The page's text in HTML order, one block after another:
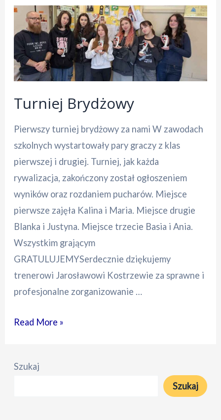
Turniej Brydżowy
Pierwszy turniej brydżowy za nami W zawodach
szkolnych wystartowały pary graczy z klas
pierwszej i drugiej. Turniej, jak każda
rywalizacja, zakończony został ogłoszeniem
wyników oraz rozdaniem pucharów. Miejsce
pierwsze zajęła Kalina i Maria. Miejsce drugie
Blanka i Justyna. Miejsce trzecie Basia i Ania.
Wszystkim grającym
GRATULUJEMYSerdecznie dziękujemy
trenerowi Jarosławowi Kostrzewie za sprawne i
profesjonalne zorganizowanie …
Turniej
Read More »
Szukaj
Szukaj